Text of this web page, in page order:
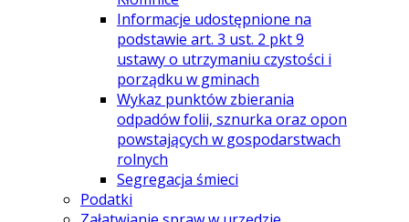
Informacje udostępnione na
podstawie art. 3 ust. 2 pkt 9
ustawy o utrzymaniu czystości i
porządku w gminach
Wykaz punktów zbierania
odpadów folii, sznurka oraz opon
powstających w gospodarstwach
rolnych
Segregacja śmieci
Podatki